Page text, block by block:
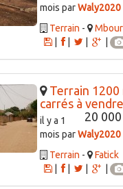
mois parWaly2020
Terrain -
Mbour
|
Terrain
carrés à
20
il y a 1
mois parWaly2020
Terrain -
Fatick
|